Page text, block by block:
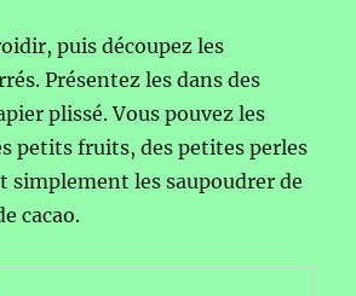
puis découpez les
Présentez les dans des
plissé. Vous pouvez les
petits fruits, des petites perles
simplement les saupoudrer de
cacao.